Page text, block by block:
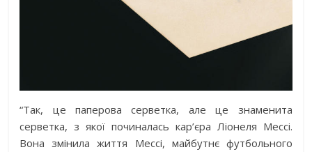
“Так, це паперова серветка, але це знаменита
серветка, з якої починалась кар’єра Ліонеля Мессі.
Вона змінила життя Мессі, майбутнє футбольного